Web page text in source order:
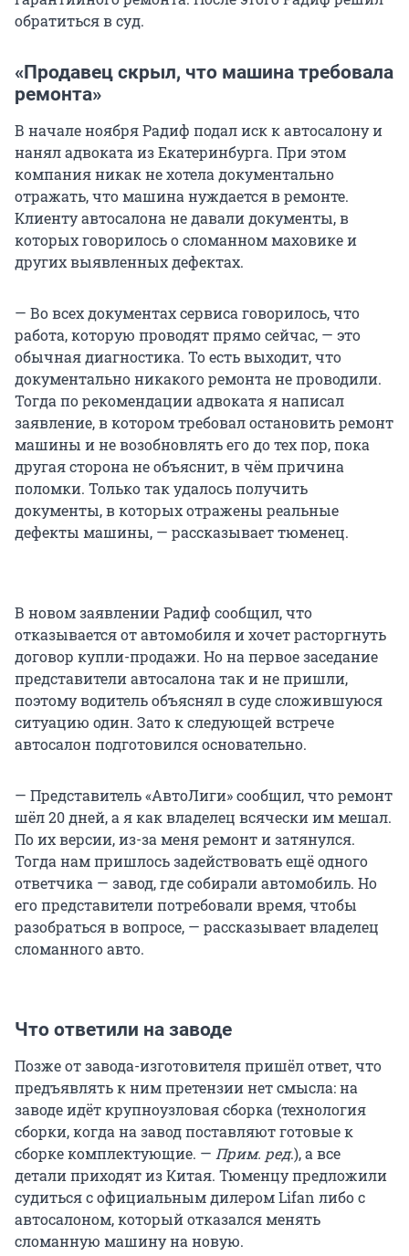
обратиться в суд.
«Продавец скрыл, что машина требовала
ремонта»
В начале ноября Радиф подал иск к автосалону и
нанял адвоката из Екатеринбурга. При этом
компания никак не хотела документально
отражать, что машина нуждается в ремонте.
Клиенту автосалона не давали документы, в
которых говорилось о сломанном маховике и
других выявленных дефектах.
— Во всех документах сервиса говорилось, что
работа, которую проводят прямо сейчас, — это
обычная диагностика. То есть выходит, что
документально никакого ремонта не проводили.
Тогда по рекомендации адвоката я написал
заявление, в котором требовал остановить ремонт
машины и не возобновлять его до тех пор, пока
другая сторона не объяснит, в чём причина
поломки. Только так удалось получить
документы, в которых отражены реальные
дефекты машины, — рассказывает тюменец.
В новом заявлении Радиф сообщил, что
отказывается от автомобиля и хочет расторгнуть
договор купли-продажи. Но на первое заседание
представители автосалона так и не пришли,
поэтому водитель объяснял в суде сложившуюся
ситуацию один. Зато к следующей встрече
автосалон подготовился основательно.
— Представитель «АвтоЛиги» сообщил, что ремонт
шёл 20 дней, а я как владелец всячески им мешал.
По их версии, из-за меня ремонт и затянулся.
Тогда нам пришлось задействовать ещё одного
ответчика — завод, где собирали автомобиль. Но
его представители потребовали время, чтобы
разобраться в вопросе, — рассказывает владелец
сломанного авто.
Что ответили на заводе
Позже от завода-изготовителя пришёл ответ, что
предъявлять к ним претензии нет смысла: на
заводе идёт крупноузловая сборка (технология
сборки, когда на завод поставляют готовые к
сборке комплектующие. — Прим. ред.), а все
детали приходят из Китая. Тюменцу предложили
судиться с официальным дилером Lifan либо с
автосалоном, который отказался менять
сломанную машину на новую.